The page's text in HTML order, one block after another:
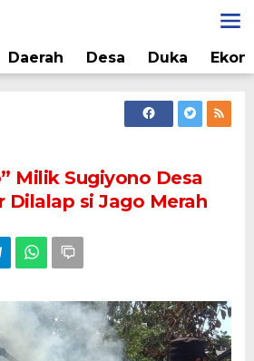
Daerah Desa Duka
Sugiyono
Milik Sugiyono Desa
Dilalap si Jago Merah